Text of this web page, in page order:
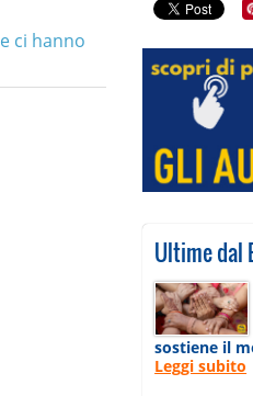
ci hanno
Ultime dal
sostiene il
Leggi subito